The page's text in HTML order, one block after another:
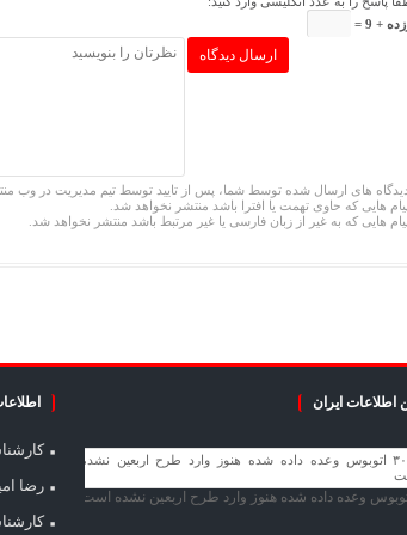
+ 9 =
دیدگاه های ارسال شده توسط شما، پس از تایید توسط تیم مدیریت در وب
پیام هایی که حاوی تهمت یا افترا باشد منتشر نخواهد شد.
پیام هایی که به غیر از زبان فارسی یا غیر مرتبط باشد منتشر نخواهد شد.
اطلاعات ایران
رضا